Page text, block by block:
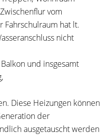
vom
Fahrschulraum hat lt.
nicht
und insgesamt
Diese Heizungen können
der
ausgetauscht werden